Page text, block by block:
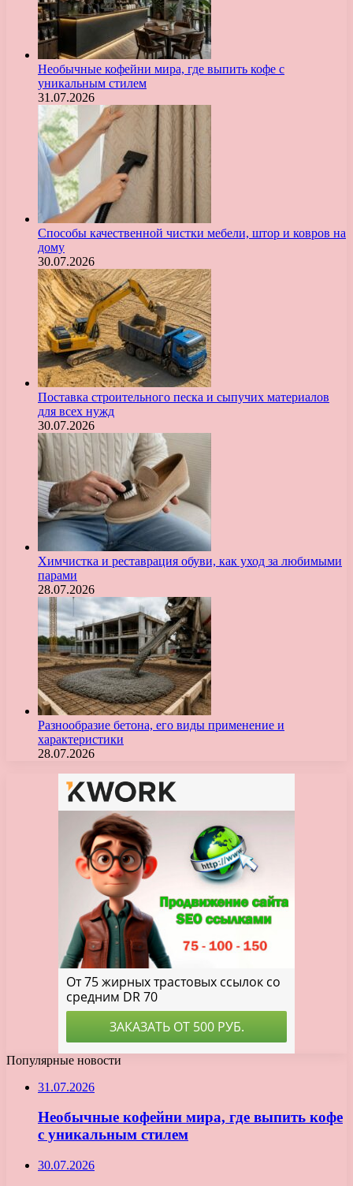
Необычные кофейни мира, где выпить кофе с
уникальным стилем
31.07.2026
Способы качественной чистки мебели, штор и ковров на
дому
30.07.2026
Поставка строительного песка и сыпучих материалов
для всех нужд
30.07.2026
Химчистка и реставрация обуви, как уход за любимыми
парами
28.07.2026
Разнообразие бетона, его виды применение и
характеристики
28.07.2026
Популярные новости
31.07.2026
Необычные кофейни мира, где выпить кофе
с уникальным стилем
30.07.2026